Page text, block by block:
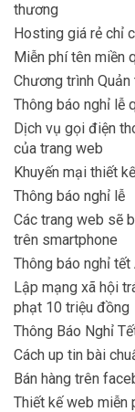
thương
Hosting giá rẻ chỉ
Miễn phí tên miền
Chương trình
Thông báo nghỉ lễ
Dịch vụ gọi điện
của trang web
Khuyến mại thiết
Thông báo nghỉ lễ
Các trang web sẽ
trên smartphone
Thông báo nghỉ
Lập mạng xã hội
phạt 10 triệu đồng
Thông Báo Nghỉ
Cách up tin bài
Bán hàng trên
Thiết kế web miễn